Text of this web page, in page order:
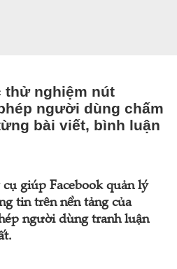
thử nghiệm nút
người dùng chấm
bài viết, bình luận
giúp Facebook quản lý
tin trên nền tảng của
người dùng tranh luận